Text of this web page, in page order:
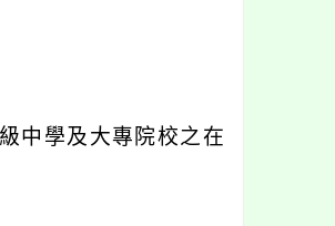
中學及大專院校之在